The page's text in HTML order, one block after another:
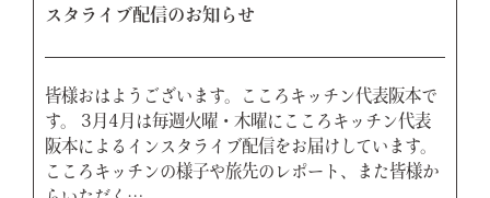
スタライブ配信のお知らせ
皆様おはようございます。こころキッチン代表阪本で
す。 3月4月は毎週火曜・木曜にこころキッチン代表
阪本によるインスタライブ配信をお届けしています。
こころキッチンの様子や旅先のレポート、また皆様か